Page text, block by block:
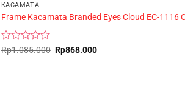
KACAMATA
Frame Kacamata Branded Eyes Cloud EC-1116
Rated
Rp1.085.000 Original
price
Rp868.000Current